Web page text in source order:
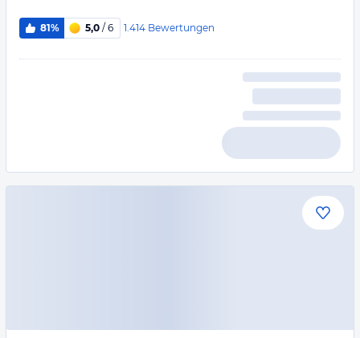
81% 5,0 / 6 1.414 Bewertungen